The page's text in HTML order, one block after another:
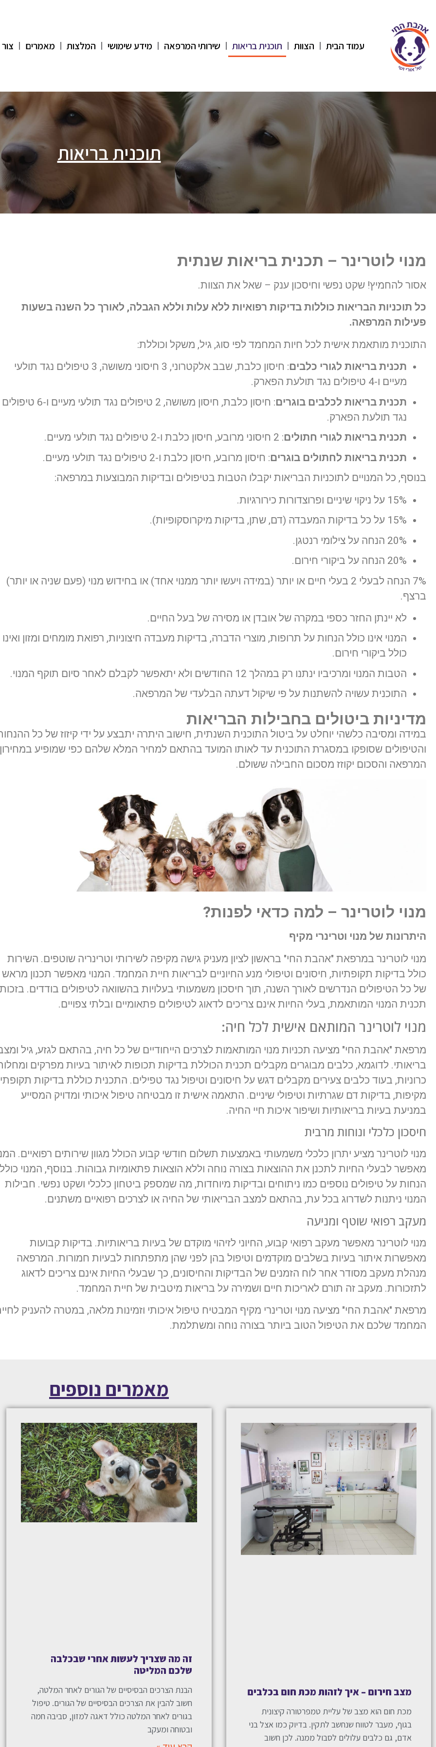
עמוד הבית הצוות תוכנית בריאות שירותי המרפאה מידע שימושי המלצות מאמרים
תוכנית בריאות
מנוי לוטרינר – תכנית בריאות שנתית
אסור להחמיץ! שקט נפשי וחיסכון ענק – שאל את הצוות.
כל תוכניות הבריאות כוללות בדיקות רפואיות ללא עלות וללא הגבלה, לאורך כל השנה בשעות
פעילות המרפאה.
התוכנית מותאמת אישית לכל חיות המחמד לפי סוג, גיל, משקל וכוללת:
תכנית בריאות לגורי כלבים
: חיסון כלבת, שבב אלקטרוני, 3 חיסוני משושה, 3 טיפולים נגד תולעי
מעיים ו-4 טיפולים נגד תולעת הפארק.
תכנית בריאות לכלבים בוגרים
: חיסון כלבת, חיסון משושה, 2 טיפולים נגד תולעי מעיים ו-6 טיפולים
נגד תולעת הפארק.
תכנית בריאות לגורי חתולים: 2 חיסוני מרובע, חיסון כלבת ו-2 טיפולים נגד תולעי מעיים.
תכנית בריאות לחתולים בוגרים: חיסון מרובע, חיסון כלבת ו-2 טיפולים נגד תולעי מעיים.
בנוסף, כל המנויים לתוכניות הבריאות יקבלו הטבות בטיפולים ובדיקות המבוצעות במרפאה:
15% על ניקוי שיניים ופרוצדורות כירורגיות.
15% על כל בדיקות המעבדה (דם, שתן, בדיקות מיקרוסקופיות).
20% הנחה על צילומי רנטגן.
20% הנחה על ביקורי חירום.
7% הנחה לבעלי 2 בעלי חיים או יותר (במידה ויעשו יותר ממנוי אחד) או בחידוש מנוי (פעם שניה או יותר)
ברצף.
לא יינתן החזר כספי במקרה של אובדן או מסירה של בעל החיים.
המנוי אינו כולל הנחות על תרופות, מוצרי הדברה, בדיקות מעבדה חיצוניות, רפואת מומחים ומזון ואינו
כולל ביקורי חירום.
הטבות המנוי ומרכיביו ינתנו רק במהלך 12 החודשים ולא יתאפשר לקבלם לאחר סיום תוקף המנוי.
התוכנית עשויה להשתנות על פי שיקול דעתה הבלעדי של המרפאה.
מדיניות ביטולים בחבילות הבריאות
במידה ומסיבה כלשהי יוחלט על ביטול התוכנית השנתית, חישוב היתרה יתבצע על ידי קיזוז של כל
והטיפולים שסופקו במסגרת התוכנית עד לאותו המועד בהתאם למחיר המלא שלהם כפי שמופיע במחירון
המרפאה והסכום יקוזז מסכום החבילה ששולם.
מנוי לוטרינר – למה כדאי לפנות?
היתרונות של מנוי וטרינרי מקיף
מנוי לוטרינר במרפאת "אהבת החי" בראשון לציון מעניק גישה מקיפה לשירותי וטרינריה שוטפים. השירות
כולל בדיקות תקופתיות, חיסונים וטיפולי מנע החיוניים לבריאות חיית המחמד. המנוי מאפשר תכנון מראש
של כל הטיפולים הנדרשים לאורך השנה, תוך חיסכון משמעותי בעלויות בהשוואה לטיפולים בודדים. בזכות
תכנית המנוי המותאמת, בעלי החיות אינם צריכים לדאוג לטיפולים פתאומיים ובלתי צפויים.
מנוי לוטרינר המותאם אישית לכל חיה:
מרפאת "אהבת החי" מציעה תכניות מנוי המותאמות לצרכים הייחודיים של כל חיה, בהתאם לגזע, גיל
בריאותי. לדוגמא, כלבים מבוגרים מקבלים תכנית הכוללת בדיקות תכופות לאיתור בעיות מפרקים
כרוניות, בעוד כלבים צעירים מקבלים דגש על חיסונים וטיפול נגד טפילים. התכנית כוללת בדיקות
מקיפות, בדיקות דם שגרתיות וטיפולי שיניים. התאמה אישית זו מבטיחה טיפול איכותי ומדויק המסייע
במניעת בעיות בריאותיות ושיפור איכות חיי החיה.
חיסכון כלכלי ונוחות מרבית
מנוי לוטרינר מציע יתרון כלכלי משמעותי באמצעות תשלום חודשי קבוע הכולל מגוון שירותים רפואיים.
מאפשר לבעלי החיות לתכנן את ההוצאות בצורה נוחה וללא הוצאות פתאומיות גבוהות. בנוסף, המנוי כולל
הנחות על טיפולים נוספים כמו ניתוחים ובדיקות מיוחדות, מה שמספק ביטחון כלכלי ושקט נפשי. חבילות
המנוי ניתנות לשדרוג בכל עת, בהתאם למצב הבריאותי של החיה או לצרכים רפואיים משתנים.
מעקב רפואי שוטף ומניעה
מנוי לוטרינר מאפשר מעקב רפואי קבוע, החיוני לזיהוי מוקדם של בעיות בריאותיות. בדיקות קבועות
מאפשרות איתור בעיות בשלבים מוקדמים וטיפול בהן לפני שהן מתפתחות לבעיות חמורות. המרפאה
מנהלת מעקב מסודר אחר לוח הזמנים של הבדיקות והחיסונים, כך שבעלי החיות אינם צריכים לדאוג
לתזכורות. מעקב זה תורם לאריכות חיים ושמירה על בריאות מיטבית של חיית המחמד.
מרפאת "אהבת החי" מציעה מנוי וטרינרי מקיף המבטיח טיפול איכותי וזמינות מלאה, במטרה להעניק
המחמד שלכם את הטיפול הטוב ביותר בצורה נוחה ומשתלמת.
מאמרים נוספים
מצב חירום – איך לזהות מכת חום בכלבים
מכת חום הוא מצב של עליית טמפרטורה קיצונית
בגוף, מעבר לטווח שנחשב לתקין. בדיוק כמו אצל בני
אדם, גם כלבים עלולים לסבול ממנה. לכן חשוב
זה מה שצריך לעשות אחרי שבכלבה
שלכם המליטה
הבנת הצרכים הבסיסיים של הגורים לאחר המלטה,
חשוב להבין את הצרכים הבסיסיים של הגורים. טיפול
בגורים לאחר המלטה כולל דאגה למזון, סביבה חמה
ובטוחה ומעקב